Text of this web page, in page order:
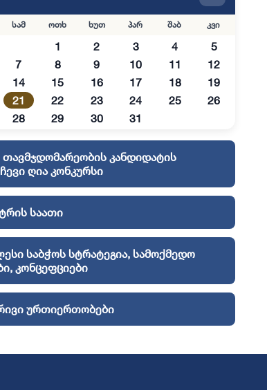
სამ ოთხ ხუთ პარ შაბ კვი
1 2 3 4
5
7 8 9 10 11
12
14 15 16 17 18
19
21 22 23 24 25
26
28 29 30 31
თავმჯდომარეობის კანდიდატის
ღია კონკურსი
საათი
საბჭოს სტრატეგია, სამოქმედო
კონცეფციები
ურთიერთობები